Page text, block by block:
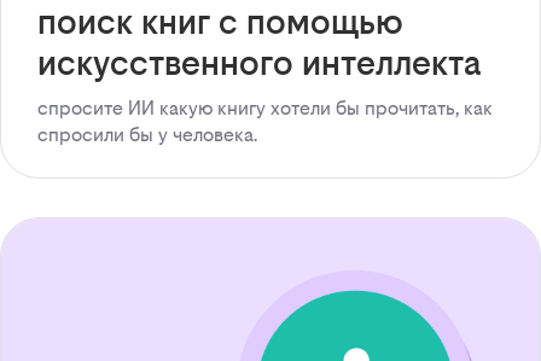
поиск книг с помощью
искусственного интеллекта
спросите ИИ какую книгу хотели бы прочитать, как
спросили бы у человека.